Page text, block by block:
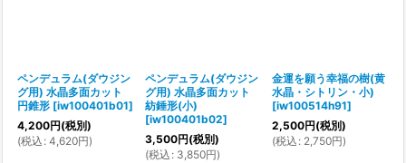
ペンデュラム(ダウジン
グ用) 水晶多面カット
円錐形 [iw100401b01]
4,200円(税別)
(税込 : 4,620円)
ペンデュラム(ダウジン
グ用) 水晶多面カット
紡錘形(小)
[iw100401b02]
3,500円(税別)
(税込 : 3,850円)
金運を願う幸福の樹(黄
水晶・シトリン・小)
[iw100514h91]
2,500円(税別)
(税込 : 2,750円)